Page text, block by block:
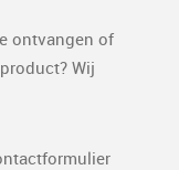
ontvangen of
Wij